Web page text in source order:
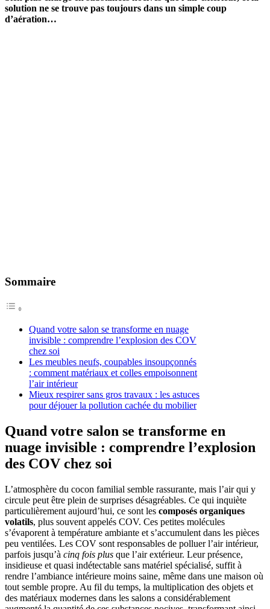
solution ne se trouve pas toujours dans un simple coup
d’aération…
Sommaire
Quand votre salon se transforme en nuage
invisible : comprendre l’explosion des COV
chez soi
Les meubles neufs, coupables insoupçonnés
: comment matériaux et colles empoisonnent
l’air intérieur
Mieux respirer sans gros travaux : les astuces
pour déjouer la pollution cachée du mobilier
Quand votre salon se transforme en
nuage invisible : comprendre l’explosion
des COV chez soi
L’atmosphère du cocon familial semble rassurante, mais l’air qui y
circule peut être plein de surprises désagréables. Ce qui inquiète
particulièrement aujourd’hui, ce sont les composés organiques
volatils, plus souvent appelés COV. Ces petites molécules
s’évaporent à température ambiante et s’accumulent dans les pièces
peu ventilées. Les COV sont responsables de polluer l’air intérieur,
parfois jusqu’à cinq fois plus que l’air extérieur. Leur présence,
insidieuse et quasi indétectable sans matériel spécialisé, suffit à
rendre l’ambiance intérieure moins saine, même dans une maison où
tout semble propre. Au fil du temps, la multiplication des objets et
des matériaux modernes dans les salons a considérablement